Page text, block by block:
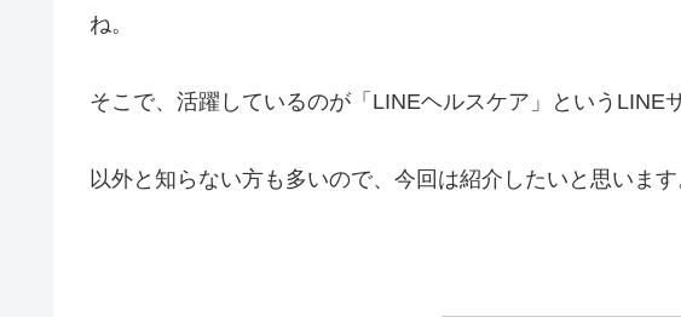
ね。
そこで、活躍しているのが「LINEヘルスケア」というLINE
以外と知らない方も多いので、今回は紹介したいと思います